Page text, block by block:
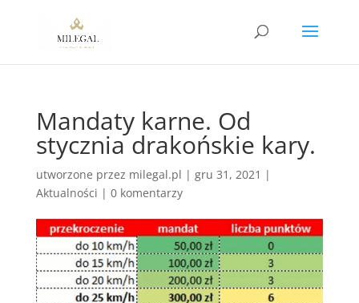
Mandaty karne. Od
stycznia drakońskie kary.
utworzone przez milegal.pl | gru 31, 2021 |
Aktualności | 0 komentarzy